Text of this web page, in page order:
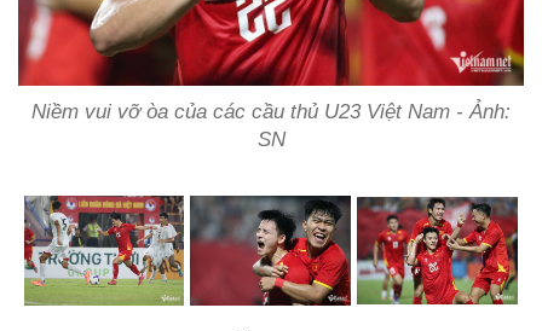
Niềm vui vỡ òa của các cầu thủ U23 Việt Nam - Ảnh:
SN